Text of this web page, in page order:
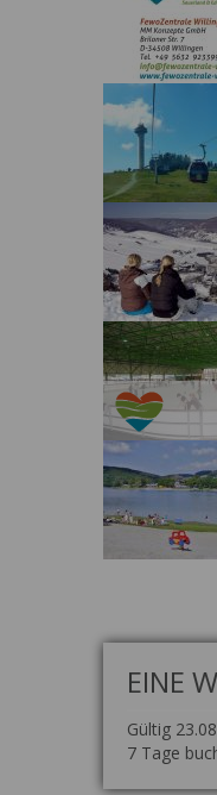
EINE
Gültig
7 Tage